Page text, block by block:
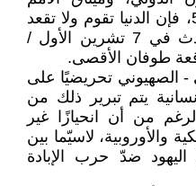
المتحدة، ولاسيّما في المادة 51، فإن الدنيا تقوم ولا تقعد
ويتّهمون بالإرهاب، وهو ما حدث في 7 تشرين الأول /
- الصهيوني تحريضيًا على
يتم تبرير ذلك من
من أن انحيازًا غير
والأوروبية، لاسيّما بين
ضدّ حرب الإبادة